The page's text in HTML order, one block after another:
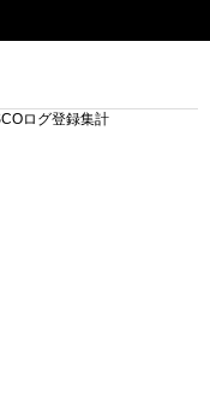
ログ登録集計